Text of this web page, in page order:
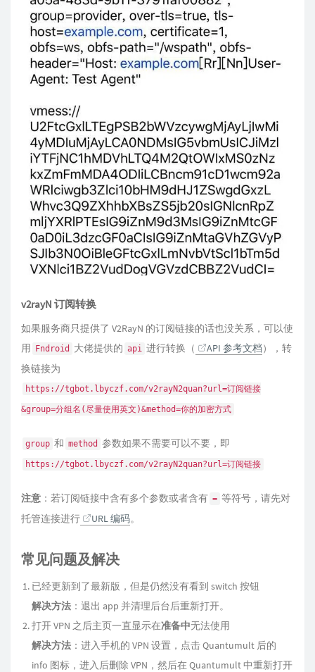
v2rayN 订阅转换
如果服务商只提供了 V2RayN 的订阅链接的话也没关系，可以使
用 Fndroid 大佬提供的 api 进行转换（ API 参考文档），转
换链接为
https://tgbot.lbyczf.com/v2rayN2quan?url=订阅链接
&group=分组名(尽量使用英文)&method=你的加密方式
group 和 method 参数如果不需要可以不要，即
https://tgbot.lbyczf.com/v2rayN2quan?url=订阅链接
注意 ：若订阅链接中含有多个参数或者含有 = 等符号，请先对
托管连接进行
URL 编码。
常见问题及解决
已经更新到了最新版，但是仍然没有看到 switch 按钮
解决方法 ：退出 app 并清理后台后重新打开。
打开 VPN 之后主页一直显示在准备中无法使用
解决方法 ：进入手机的 VPN 设置，点击 Quantumult 后的
info 图标，进入后删除 VPN，然后在 Quantumult 中重新打开